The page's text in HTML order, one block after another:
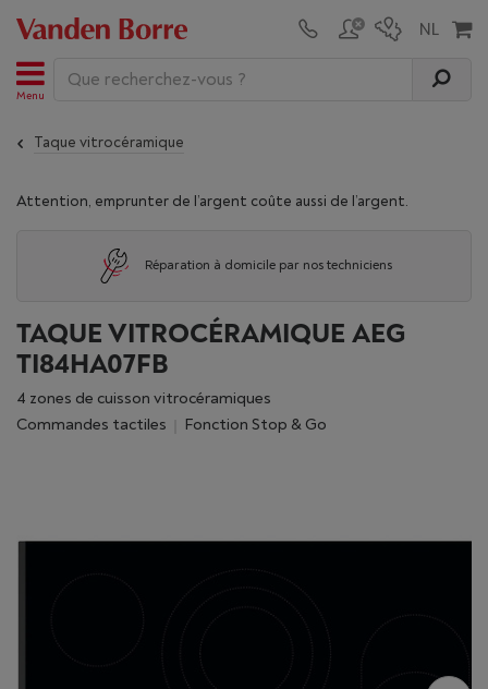
Menu
Taque vitrocéramique
Attention, emprunter de l’argent coûte aussi de l’argent.
Réparation à domicile par nos techniciens
TAQUE VITROCÉRAMIQUE AEG
TI84HA07FB
4 zones de cuisson vitrocéramiques
Commandes tactiles
Fonction Stop & Go